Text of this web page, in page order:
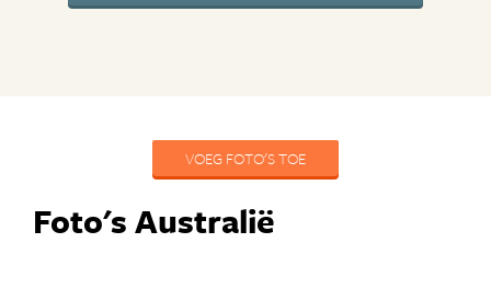
VOEG FOTO'S TOE
Foto's Australië